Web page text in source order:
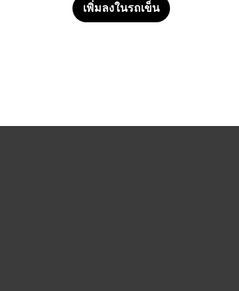
เพิ่มลงในรถเข็น